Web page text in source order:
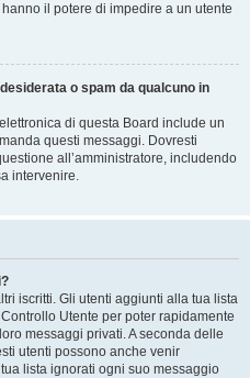
il potere di impedire a un utente
o spam da qualcuno in
di questa Board include un
questi messaggi. Dovresti
all’amministratore, includendo
intervenire.
iscritti. Gli utenti aggiunti alla tua lista
Utente per poter rapidamente
messaggi privati. A seconda delle
utenti possono anche venir
lista ignorati ogni suo messaggio